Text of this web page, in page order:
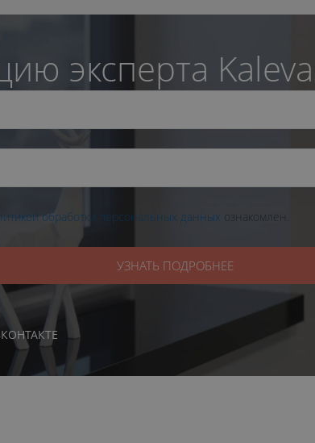
эксперта Kaleva
обработки персональных данных ознакомлен.
УЗНАТЬ ПОДРОБНЕЕ